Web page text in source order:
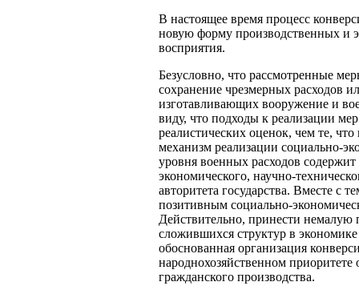
В настоящее время процесс
новую форму производственных и
восприятия.
Безусловно, что рассмотренные
сохранение чрезмерных расходов
изготавливающих вооружение и
виду, что подходы к реализации
реалистических оценок, чем те,
механизм реализации социально-
уровня военных расходов
экономического, научно-
авторитета государства. Вместе с
позитивным социально-
Действительно, принести немалую
сложившихся структур в
обоснованная организация
народнохозяйственном
гражданского производства.